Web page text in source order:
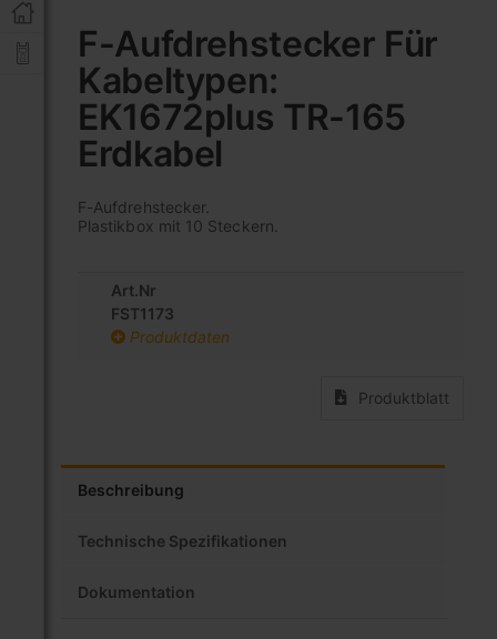
F-Aufdrehstecker Für
Kabeltypen:
EK1672plus TR-165
Erdkabel
F-Aufdrehstecker.
Plastikbox mit 10 Steckern.
Art.Nr
FST1173
Produktdaten
Produktblatt
der
Bildgalerie
springen
Beschreibung
Technische Spezifikationen
Dokumentation